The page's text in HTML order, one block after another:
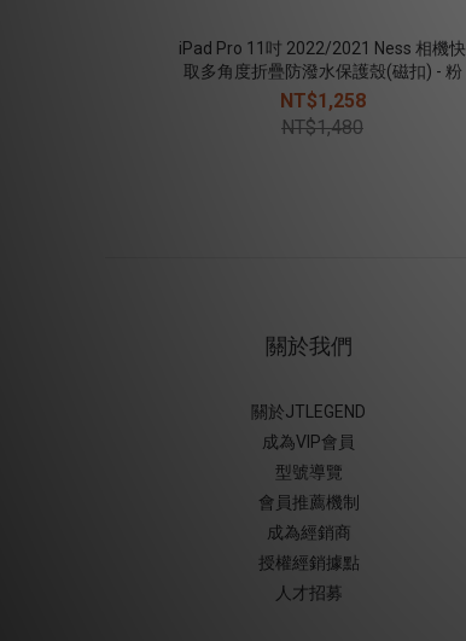
iPad Pro 11吋 2022/2021 Ness 相機快
取多角度折疊防潑水保護殼(磁扣) - 粉
NT$1,258
NT$1,480
關於我們
關於JTLEGEND
成為VIP會員
型號導覽
會員推薦機制
成為經銷商
授權經銷據點
人才招募